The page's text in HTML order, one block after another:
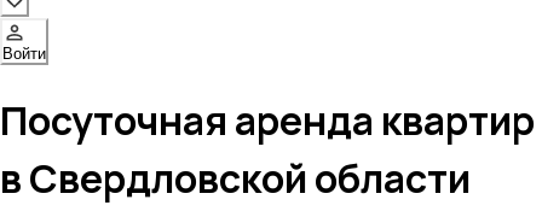
Войти
Посуточная аренда квартир
в Свердловской области